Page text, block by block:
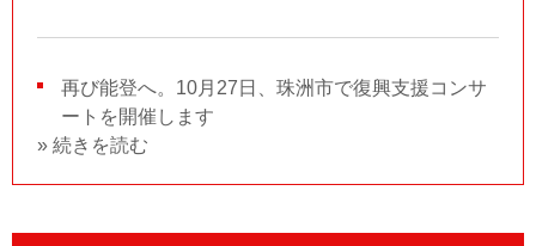
再び能登へ。10月27日、珠洲市で復興支援コンサ
ートを開催します
» 続きを読む